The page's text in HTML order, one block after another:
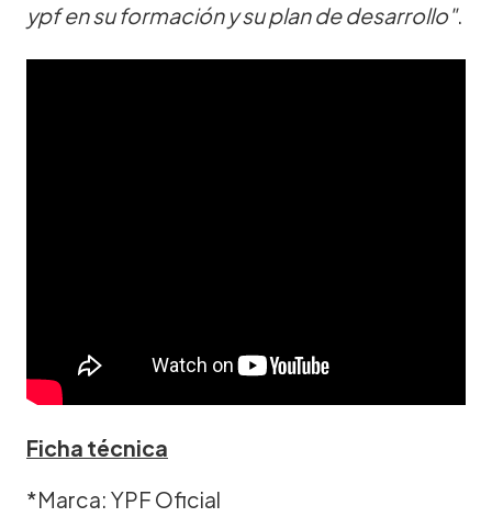
ypf en su formación y su plan de desarrollo".
Ficha técnica
*Marca: YPF Oficial